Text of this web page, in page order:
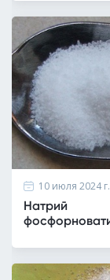
10 июля 2024 г.
Натрий
применение